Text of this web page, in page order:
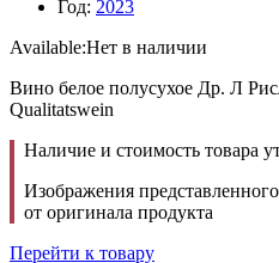
Год: 2023
Available:Нет в наличии
Вино белое полусухое Др. Л
Qualitatswein
Наличие и стоимость товара
Изображения
от оригинала продукта
Перейти к товару